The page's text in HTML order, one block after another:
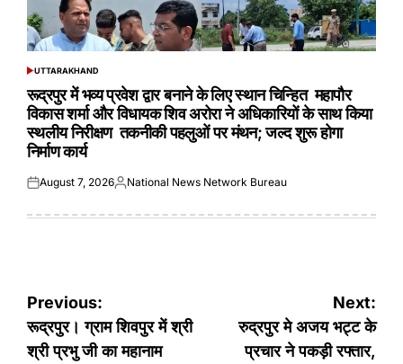
POSTED
UTTARAKHAND
रूद्रपुर में भव्य प्रवेश द्वार बनाने के लिए स्थान चिन्हित महापौर
विकास शर्मा और विधायक शिव अरोरा ने अधिकारियों के साथ किया
स्थलीय निरीक्षण तकनीकी पहलुओं पर मंथन; जल्द शुरू होगा
निर्माण कार्य
Posted
August 7, 2026Posted
National News Network Bureau
Post
navigation
Previous:
रूद्रपुर। ग्राम शिवपुर में श्री
श्री प्रभु जी का महानाम
Next:
रुद्रपुर मे अजय भट्ट के
प्रचार ने पकड़ी रफ्तार,